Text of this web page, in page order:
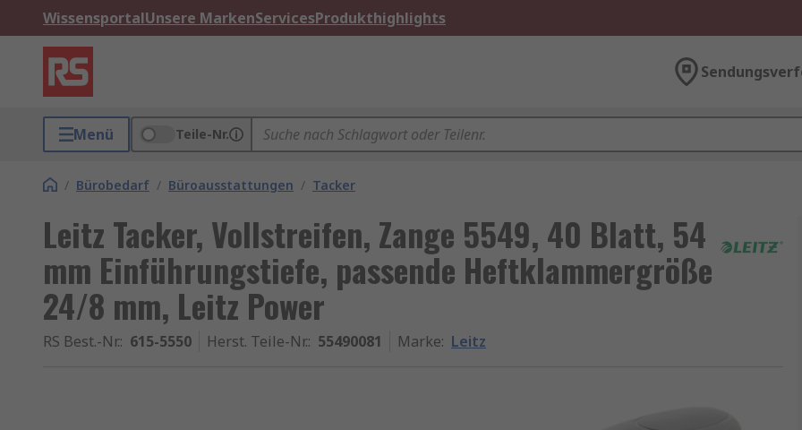
WissensportalUnsere MarkenServicesProdukthighlights
Menü Teile-Nr.
/ Bürobedarf / Büroausstattungen / Tacker
Leitz Tacker, Vollstreifen, Zange 5549, 40 Blatt, 54
mm Einführungstiefe, passende Heftklammergröße
24/8 mm, Leitz Power
RS Best.-Nr.: 615-5550 Herst. Teile-Nr.: 55490081 Marke: Leitz